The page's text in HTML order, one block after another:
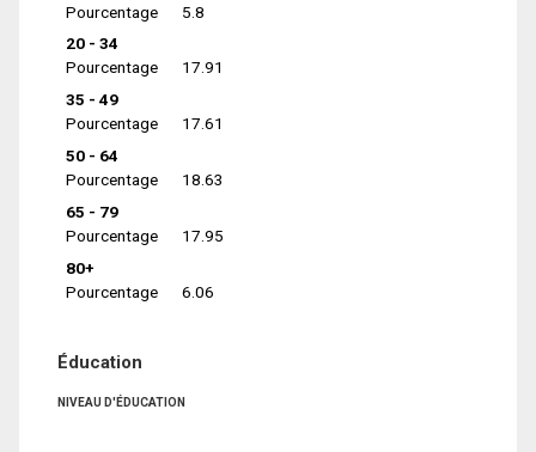
Pourcentage
5.8
20 - 34
Pourcentage
17.91
35 - 49
Pourcentage
17.61
50 - 64
Pourcentage
18.63
65 - 79
Pourcentage
17.95
80+
Pourcentage
6.06
Éducation
NIVEAU D'ÉDUCATION